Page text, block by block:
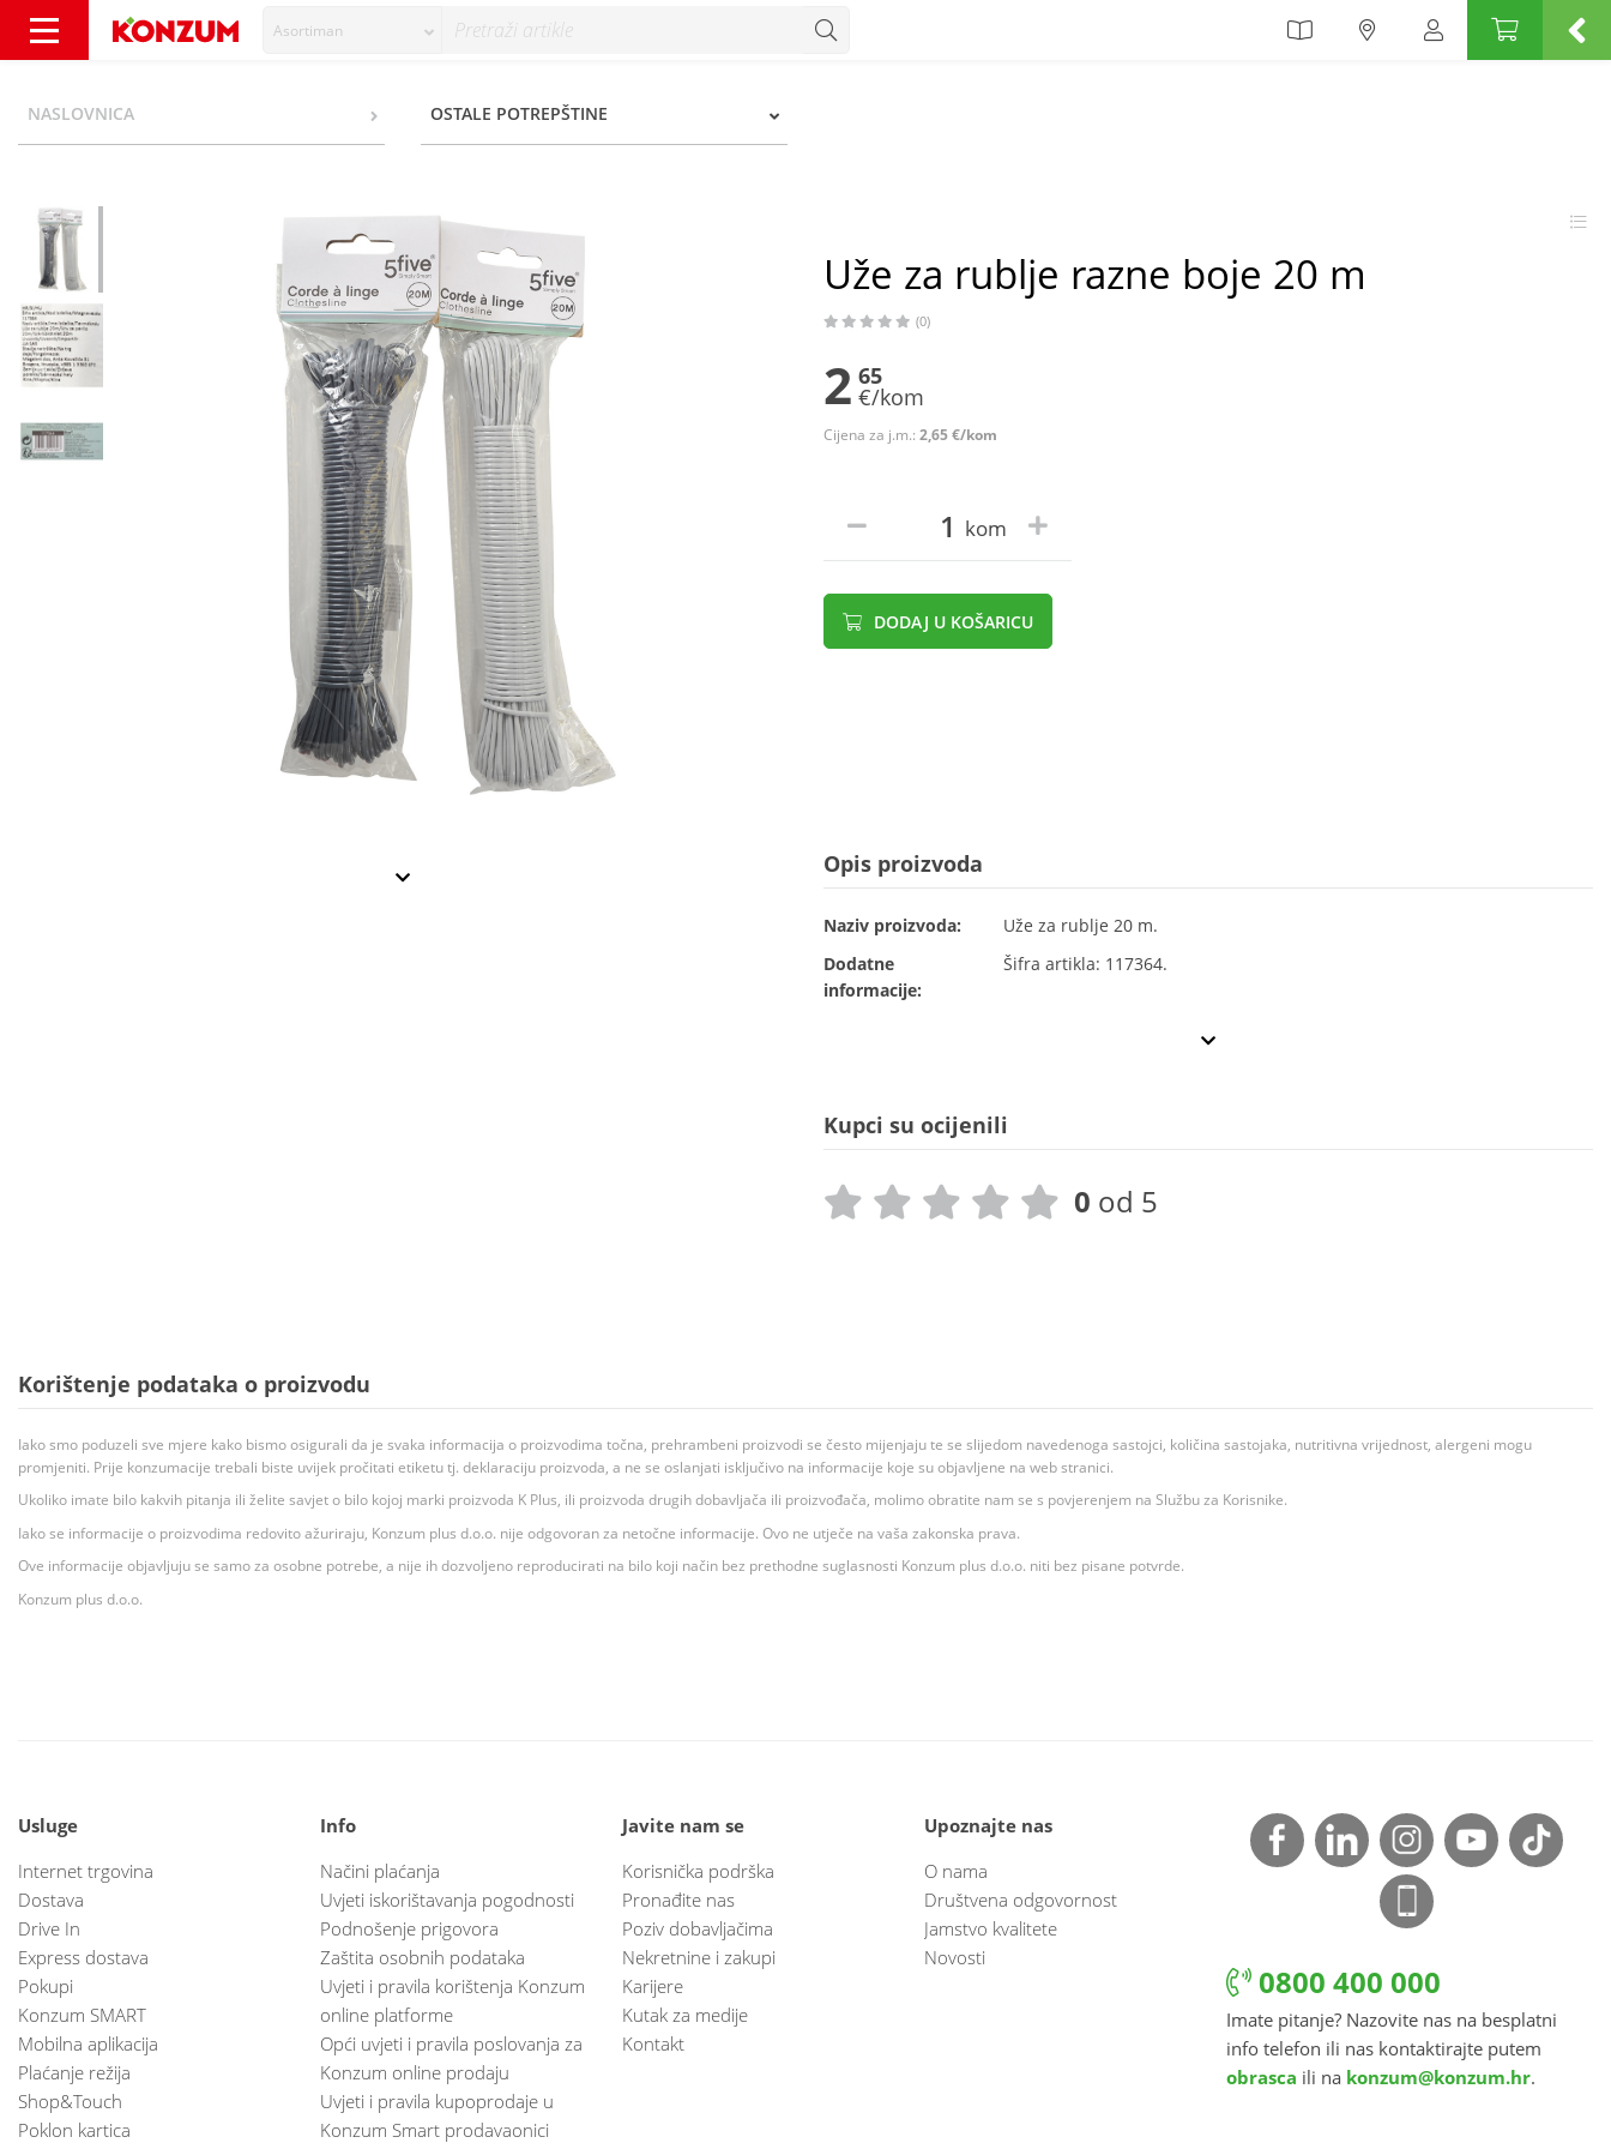
Asortiman
NASLOVNICA OSTALE POTREPŠTINE
Uže za rublje razne boje 20 m
(0)
2 65
€/kom
Cijena za j.m.: 2,65 €/kom
kom
DODAJ U KOŠARICU
Opis proizvoda
Naziv proizvoda:
Uže za rublje 20 m.
Dodatne
informacije:
Šifra artikla: 117364.
Kupci su ocijenili
0 od 5
Korištenje podataka o proizvodu
Iako smo poduzeli sve mjere kako bismo osigurali da je svaka informacija o proizvodima točna, prehrambeni proizvodi se često mijenjaju te se slijedom navedenoga sastojci, količina sastojaka, nutritivna vrijednost, alergeni mogu
promjeniti. Prije konzumacije trebali biste uvijek pročitati etiketu tj. deklaraciju proizvoda, a ne se oslanjati isključivo na informacije koje su objavljene na web stranici.
Ukoliko imate bilo kakvih pitanja ili želite savjet o bilo kojoj marki proizvoda K Plus, ili proizvoda drugih dobavljača ili proizvođača, molimo obratite nam se s povjerenjem na Službu za Korisnike.
Iako se informacije o proizvodima redovito ažuriraju, Konzum plus d.o.o. nije odgovoran za netočne informacije. Ovo ne utječe na vaša zakonska prava.
Ove informacije objavljuju se samo za osobne potrebe, a nije ih dozvoljeno reproducirati na bilo koji način bez prethodne suglasnosti Konzum plus d.o.o. niti bez pisane potvrde.
Konzum plus d.o.o.
Usluge
Internet trgovina
Dostava
Drive In
Express dostava
Pokupi
Konzum SMART
Mobilna aplikacija
Plaćanje režija
Shop&Touch
Poklon kartica
Info
Načini plaćanja
Uvjeti iskorištavanja pogodnosti
Podnošenje prigovora
Zaštita osobnih podataka
Uvjeti i pravila korištenja Konzum
online platforme
Opći uvjeti i pravila poslovanja za
Konzum online prodaju
Uvjeti i pravila kupoprodaje u
Konzum Smart prodavaonici
Javite nam se
Korisnička podrška
Pronađite nas
Poziv dobavljačima
Nekretnine i zakupi
Karijere
Kutak za medije
Kontakt
Upoznajte nas
O nama
Društvena odgovornost
Jamstvo kvalitete
Novosti
0800 400 000
Imate pitanje? Nazovite nas na besplatni
info telefon ili nas kontaktirajte putem
obrasca ili na konzum@konzum.hr.